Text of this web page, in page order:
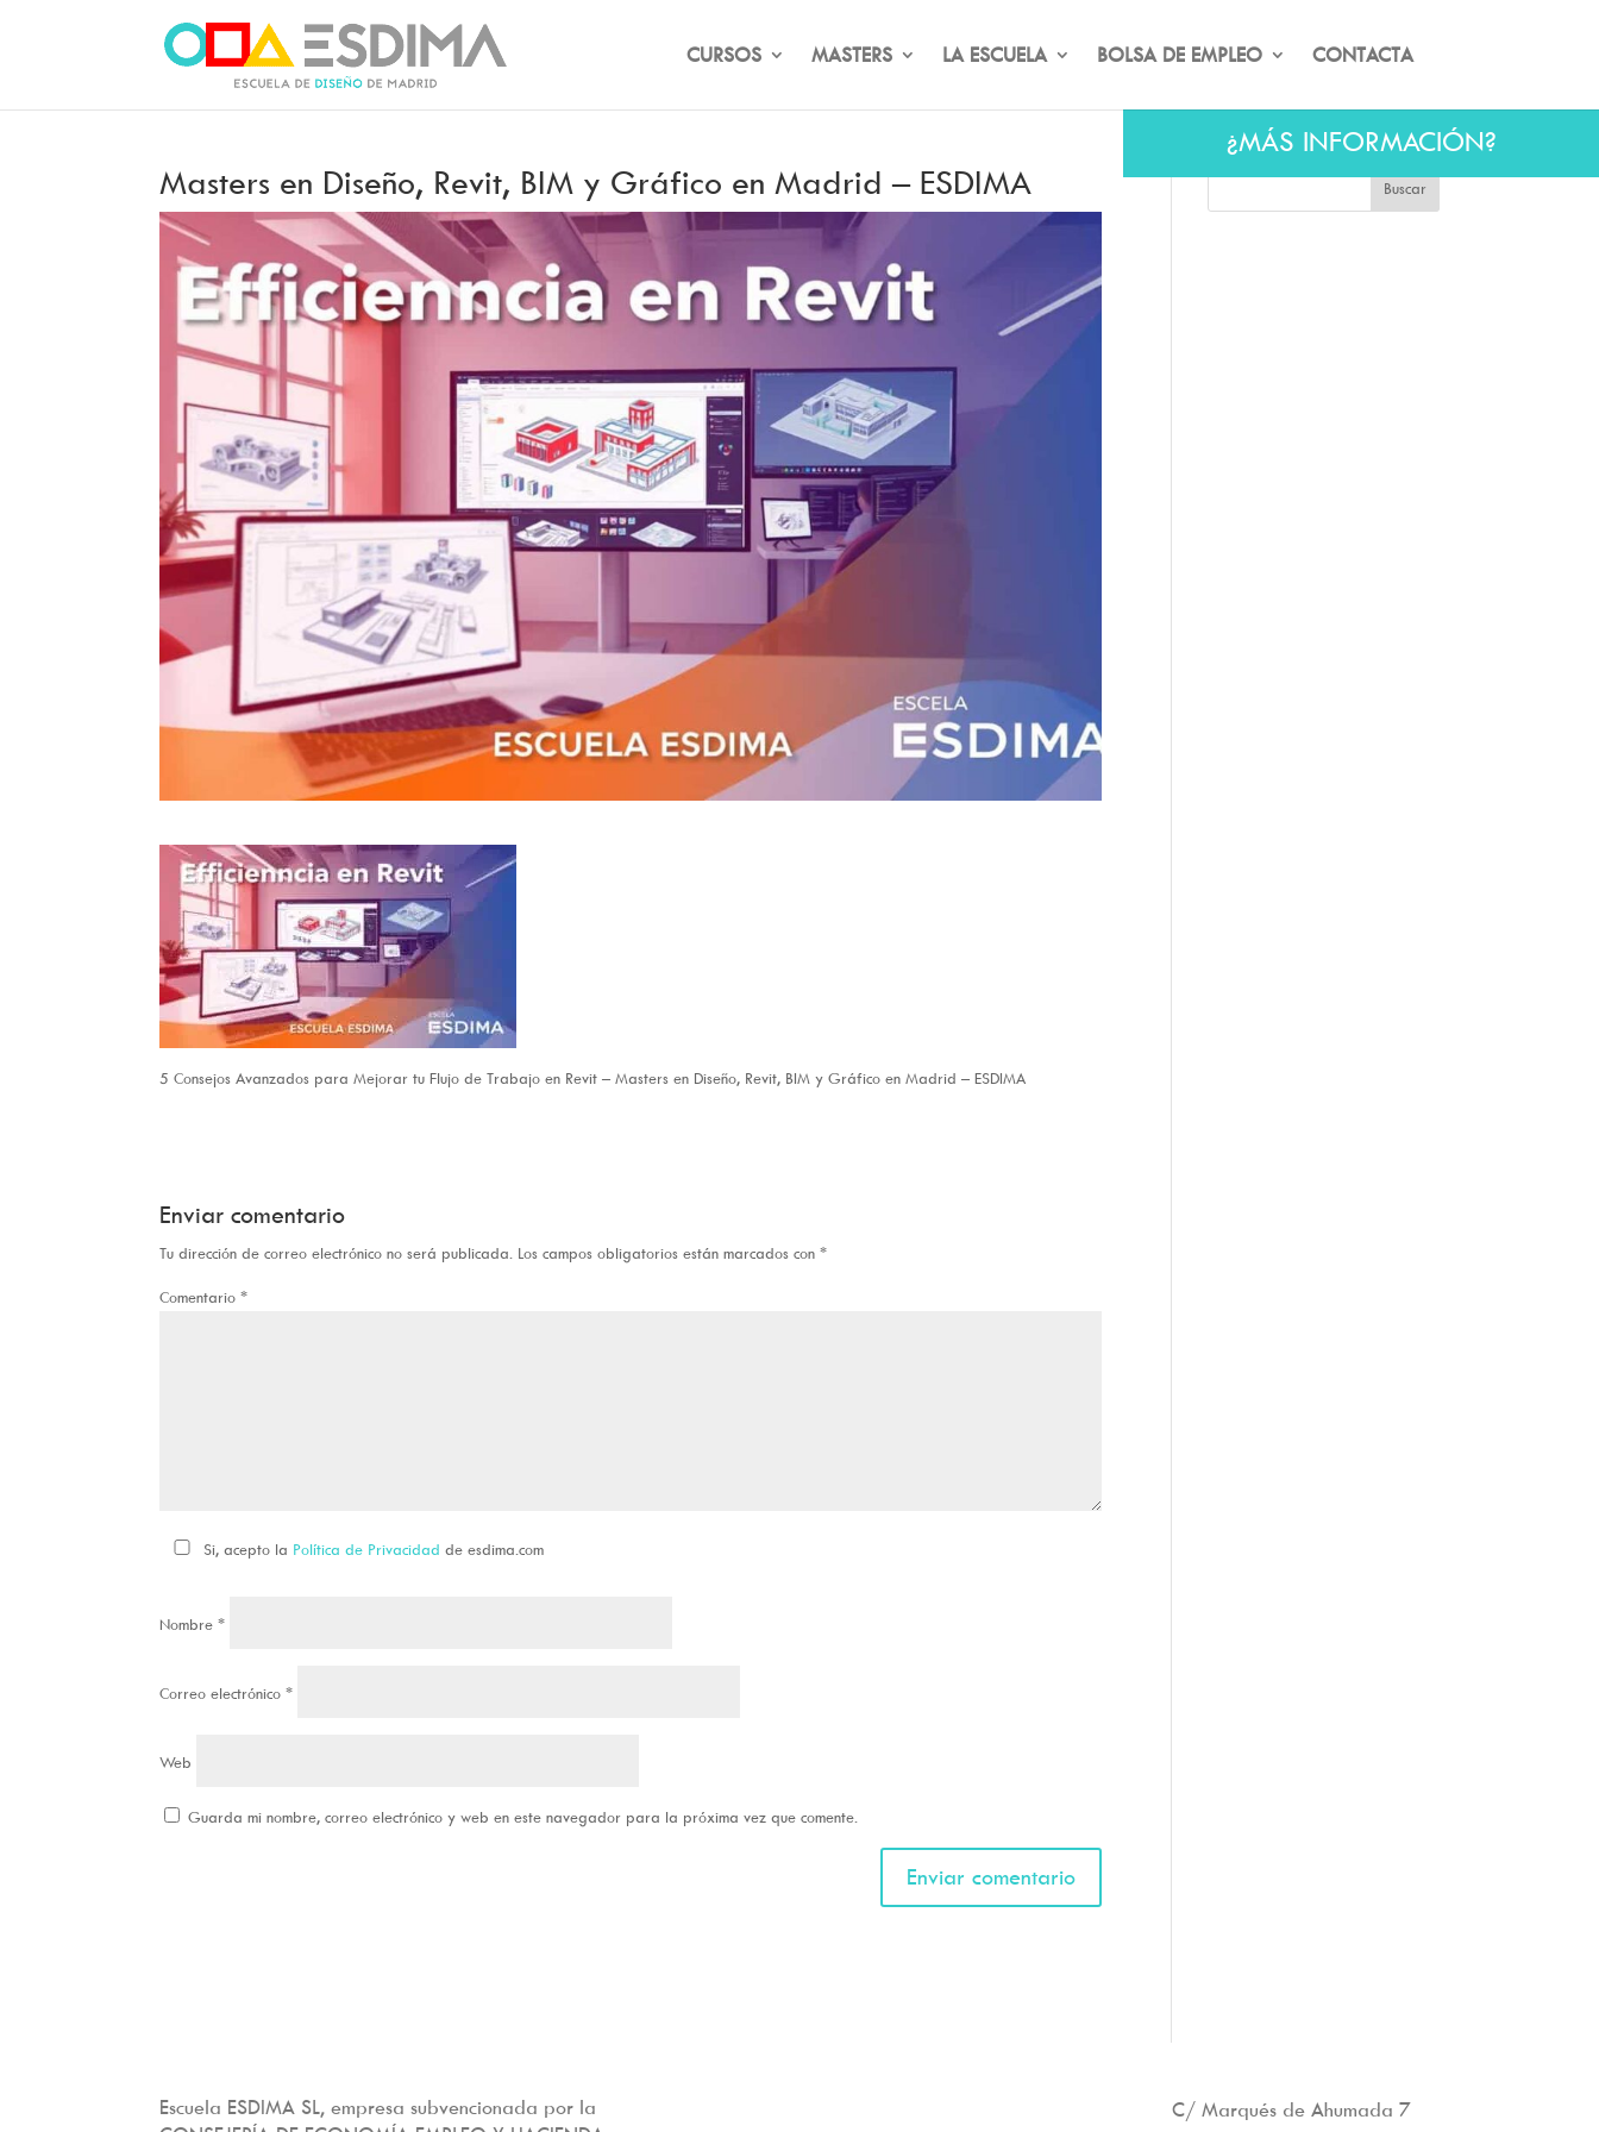
CURSOS MASTERS LA ESCUELA BOLSA DE EMPLEO CONTACTA
Masters en Diseño, Revit, BIM y Gráfico en Madrid – ESDIMA
5 Consejos Avanzados para Mejorar tu Flujo de Trabajo en Revit – Masters en Diseño, Revit, BIM y Gráfico en Madrid – ESDIMA
Enviar comentario
Tu dirección de correo electrónico no será publicada. Los campos obligatorios están marcados con*
Comentario*
Si, acepto la Política de Privacidad de esdima.com
Nombre*
Correo electrónico*
Web
Guarda mi nombre, correo electrónico y web en este navegador para la próxima vez que comente.
¿MÁS INFORMACIÓN?
Escuela ESDIMA SL, empresa subvencionada por la
C/ Marqués de Ahumada 7